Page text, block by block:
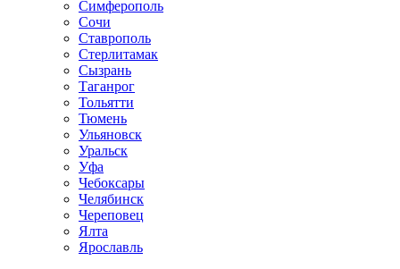
Симферополь
Сочи
Ставрополь
Стерлитамак
Сызрань
Таганрог
Тольятти
Тюмень
Ульяновск
Уральск
Уфа
Чебоксары
Челябинск
Череповец
Ялта
Ярославль